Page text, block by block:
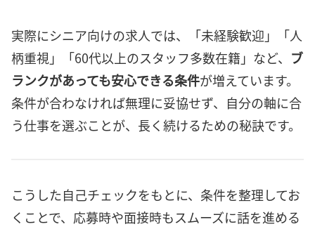
実際にシニア向けの求人では、「未経験歓迎」「人
柄重視」「60代以上のスタッフ多数在籍」など、 ブ
ランクがあっても安心できる条件が増えています。
条件が合わなければ無理に妥協せず、自分の軸に合
う仕事を選ぶことが、長く続けるための秘訣です。
こうした自己チェックをもとに、条件を整理してお
くことで、応募時や面接時もスムーズに話を進める